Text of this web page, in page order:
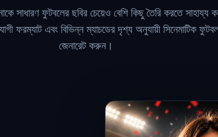
সাধারণ ফুটবলের ছবির চেয়েও বেশি কিছু তৈরি করতে সাহায্য
ফরম্যাট এবং বিভিন্ন ম্যাচডের দৃশ্য অনুযায়ী সিনেমাটিক
জেনারেট করুন।